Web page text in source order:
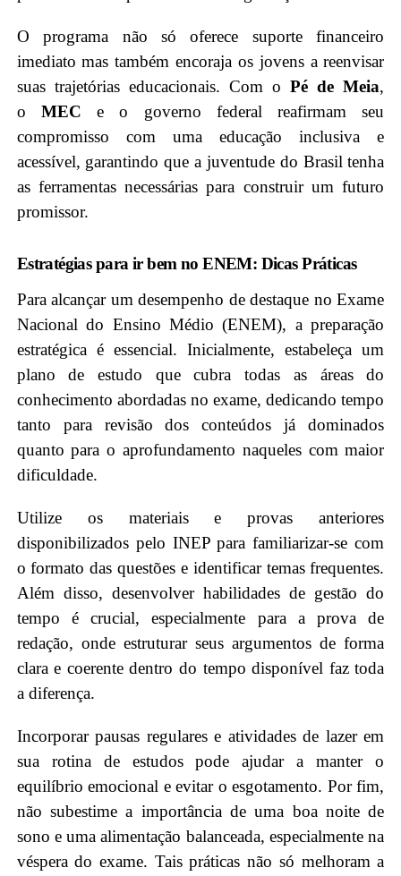
O programa não só oferece suporte financeiro
imediato mas também encoraja os jovens a reenvisar
suas trajetórias educacionais. Com oPé de Meia,
o MECe o governo federal reafirmam seu
compromisso com uma educação inclusiva e
acessível, garantindo que a juventude do Brasil tenha
as ferramentas necessárias para construir um futuro
promissor.
Estratégias para ir bem no ENEM: Dicas Práticas
Para alcançar um desempenho de destaque no Exame
Nacional do Ensino Médio (ENEM), a preparação
estratégica é essencial. Inicialmente, estabeleça um
plano de estudo que cubra todas as áreas do
conhecimento abordadas no exame, dedicando tempo
tanto para revisão dos conteúdos já dominados
quanto para o aprofundamento naqueles com maior
dificuldade.
Utilize os materiais e provas anteriores
disponibilizados pelo INEP para familiarizar-se com
o formato das questões e identificar temas frequentes.
Além disso, desenvolver habilidades de gestão do
tempo é crucial, especialmente para a prova de
redação, onde estruturar seus argumentos de forma
clara e coerente dentro do tempo disponível faz toda
a diferença.
Incorporar pausas regulares e atividades de lazer em
sua rotina de estudos pode ajudar a manter o
equilíbrio emocional e evitar o esgotamento. Por fim,
não subestime a importância de uma boa noite de
sono e uma alimentação balanceada, especialmente na
véspera do exame. Tais práticas não só melhoram a